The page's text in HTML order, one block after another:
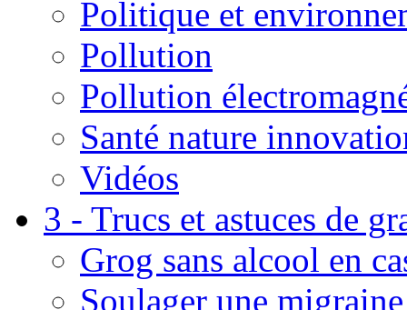
Politique et
Pollution
Pollution
Santé nature
Vidéos
3 - Trucs et astuces de
Grog sans alcool en
Soulager une migraine